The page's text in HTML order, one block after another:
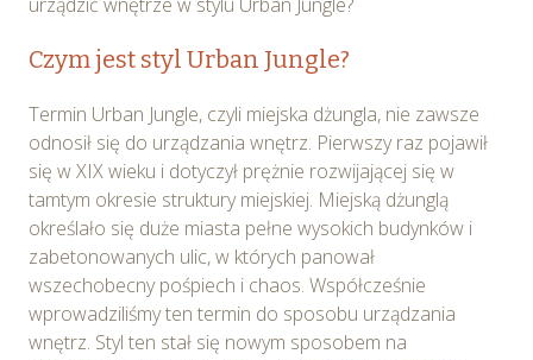
Czym jest styl Urban Jungle?
Termin Urban Jungle, czyli miejska dżungla, nie zawsze
odnosił się do urządzania wnętrz. Pierwszy raz pojawił
się w XIX wieku i dotyczył prężnie rozwijającej się w
tamtym okresie struktury miejskiej. Miejską dżunglą
określało się duże miasta pełne wysokich budynków i
zabetonowanych ulic, w których panował
wszechobecny pośpiech i chaos. Współcześnie
wprowadziliśmy ten termin do sposobu urządzania
wnętrz. Styl ten stał się nowym sposobem na